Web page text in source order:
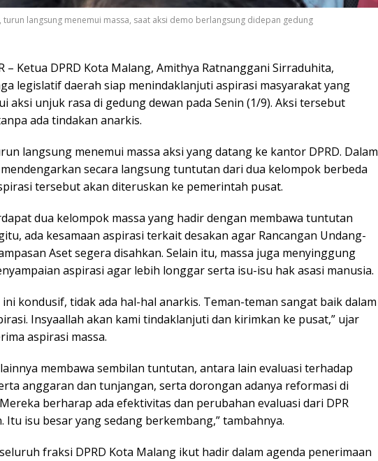
turun langsung menemui massa, saat aksi demo berlangsung didepan gedung
– Ketua DPRD Kota Malang, Amithya Ratnanggani Sirraduhita,
legislatif daerah siap menindaklanjuti aspirasi masyarakat yang
aksi unjuk rasa di gedung dewan pada Senin (1/9). Aksi tersebut
ada tindakan anarkis.
langsung menemui massa aksi yang datang ke kantor DPRD. Dalam
secara langsung tuntutan dari dua kelompok berbeda
tersebut akan diteruskan ke pemerintah pusat.
dua kelompok massa yang hadir dengan membawa tuntutan
ada kesamaan aspirasi terkait desakan agar Rancangan Undang-
Aset segera disahkan. Selain itu, massa juga menyinggung
aspirasi agar lebih longgar serta isu-isu hak asasi manusia.
kondusif, tidak ada hal-hal anarkis. Teman-teman sangat baik dalam
Insyaallah akan kami tindaklanjuti dan kirimkan ke pusat,” ujar
aspirasi massa.
membawa sembilan tuntutan, antara lain evaluasi terhadap
anggaran dan tunjangan, serta dorongan adanya reformasi di
berharap ada efektivitas dan perubahan evaluasi dari DPR
Itu isu besar yang sedang berkembang,” tambahnya.
fraksi DPRD Kota Malang ikut hadir dalam agenda penerimaan